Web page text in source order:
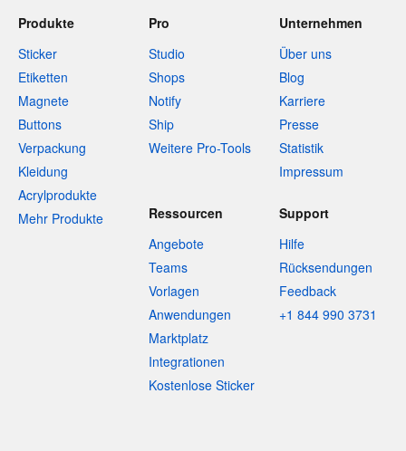
Produkte
Sticker
Etiketten
Magnete
Buttons
Verpackung
Kleidung
Acrylprodukte
Mehr Produkte
Pro
Studio
Shops
Notify
Ship
Weitere Pro-Tools
Unternehmen
Über uns
Blog
Karriere
Presse
Statistik
Impressum
Ressourcen
Angebote
Teams
Vorlagen
Anwendungen
Marktplatz
Integrationen
Kostenlose Sticker
Support
Hilfe
Rücksendungen
Feedback
+1 844 990 3731